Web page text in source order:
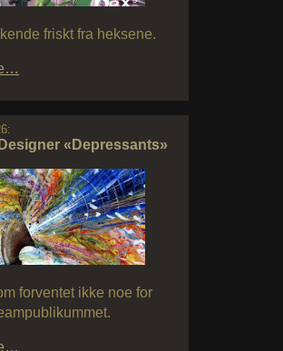
friskt fra heksene.
«Depressants»
forventet ikke noe for